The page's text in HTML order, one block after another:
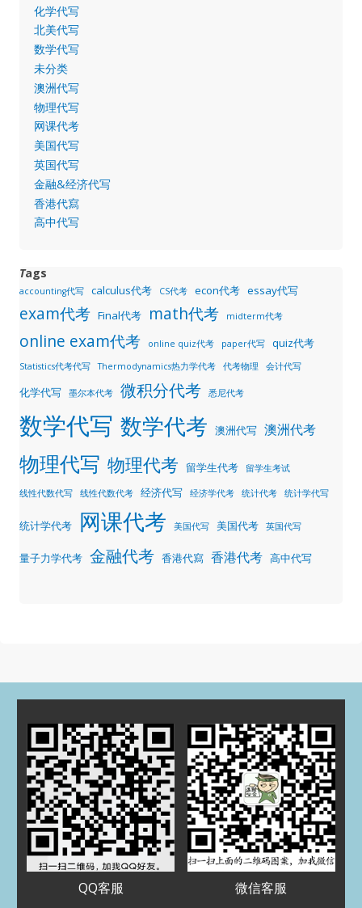
化学代写
北美代写
数学代写
未分类
澳洲代写
物理代写
网课代考
美国代写
英国代写
金融&经济代写
香港代寫
高中代写
Tags
accounting代写 calculus代考 CS代考 econ代考 essay代写
exam代考 Final代考 math代考 midterm代考
online exam代考 online quiz代考 paper代写 quiz代考
Statistics代考代写 Thermodynamics热力学代考 代考物理 会计代写
化学代写 墨尔本代考 微积分代考 悉尼代考
数学代写 数学代考 澳洲代写 澳洲代考
物理代写 物理代考 留学生代考 留学生考试
线性代数代写 线性代数代考 经济代写 经济学代考 统计代考 统计学代写
统计学代考 网课代考 美国代写 美国代考 英国代写
量子力学代考 金融代考 香港代寫 香港代考 高中代写
2025 年 3 月
2024 年 5 月
2024 年 4 月
2023 年 12 月
2023 年 9 月
2023 年 8 月
2023 年 5 月
2023 年 4 月
2022 年 11 月
2022 年 8 月
2022 年 7 月
2022 年 5 月
2022 年 3 月
2022 年 1 月
2021 年 12 月
2021 年 11 月
2021 年 10 月
2021 年 9 月
QQ客服 微信客服